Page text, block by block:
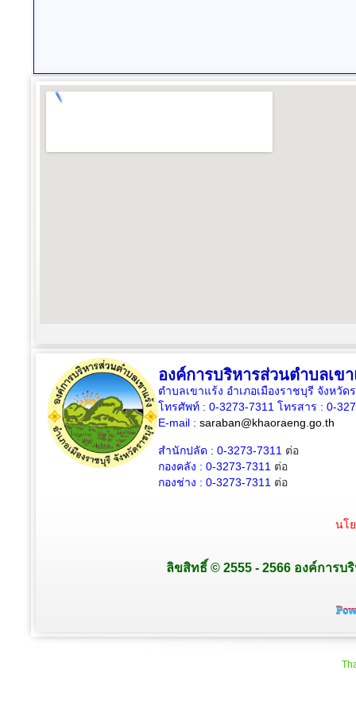
องค์การบริหารส่วนตำบลเข
ตำบลเขาแร้ง อำเภอเมืองราชบุรี จังหวัด
โทรศัพท์ : 0-3273-7311 โทรสาร : 0-
E-mail : saraban@khaoraeng.go.th
สำนักปลัด : 0-3273-7311 ต่อ
กองคลัง : 0-3273-7311 ต่อ
กองช่าง : 0-3273-7311 ต่อ
นโ
ลิขสิทธิ์ © 2555 - 2566 องค์การบ